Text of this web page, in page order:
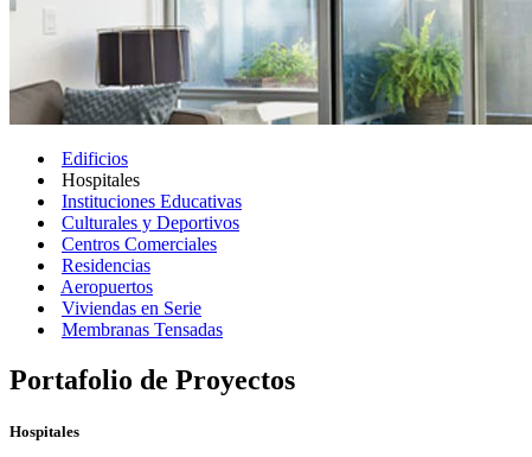
Edificios
Hospitales
Instituciones Educativas
Culturales y Deportivos
Centros Comerciales
Residencias
Aeropuertos
Viviendas en Serie
Membranas Tensadas
Portafolio de Proyectos
Hospitales